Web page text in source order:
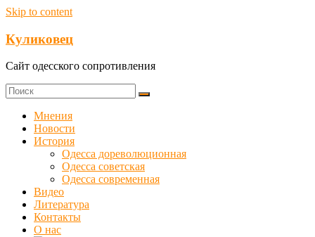
Skip to content
Куликовец
Сайт одесского сопротивления
Мнения
Новости
История
Одесса дореволюционная
Одесса советская
Одесса современная
Видео
Литература
Контакты
О нас